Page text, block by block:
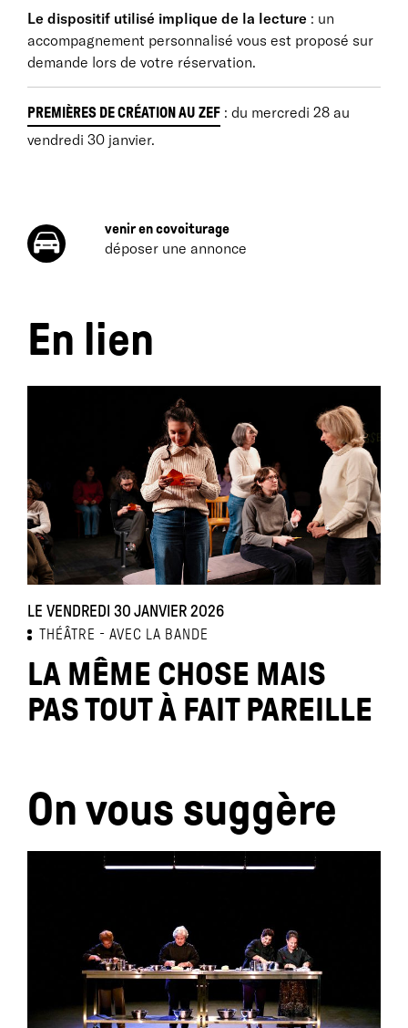
Le dispositif utilisé implique de la lecture : un
accompagnement personnalisé vous est proposé sur
demande lors de votre réservation.
PREMIÈRES DE CRÉATION AU ZEF : du mercredi 28 au
vendredi 30 janvier.
venir en covoiturage
déposer une annonce
En lien
LE VENDREDI 30 JANVIER 2026
THÉÂTRE AVEC LA BANDE
LA MÊME CHOSE MAIS
PAS TOUT À FAIT PAREILLE
On vous suggère